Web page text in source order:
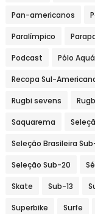
Pan-americanos
Paralímpico
Podcast Pólo
Recopa Sul-
Rugbi sevens
Saquarema
Seleção Brasileira
Seleção Sub-20
Skate Sub-13
Superbike Surfe